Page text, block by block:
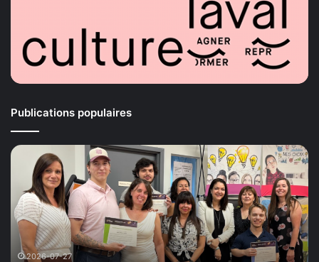
Publications populaires
Une
année
chargée
au
Carrefour
jeunesse-
emploi
de 2026-07-27
La
de
la
le
20